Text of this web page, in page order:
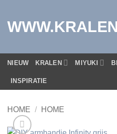
inhoud
NIEUW KRALEN MIYUKI
INSPIRATIE
HOME / HOME